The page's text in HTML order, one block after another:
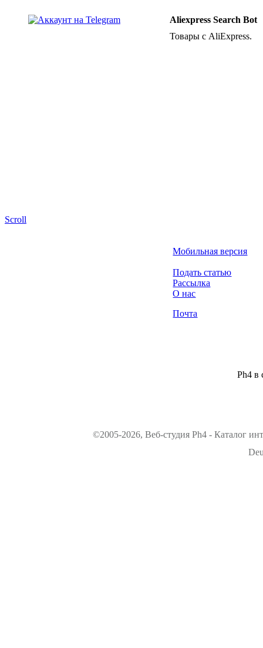
Aliexpress Search Bot
Товары с AliExpress.
Scroll
Мобильная версия
Подать статью
Рассылка
О нас
Почта
Ph4 в
©2005-2026, Веб-студия Ph4 - Каталог